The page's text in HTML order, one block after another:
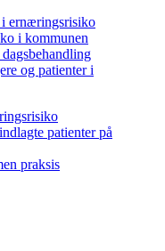
i ernæringsrisiko
i kommunen
og patienter i
patienter på
praksis